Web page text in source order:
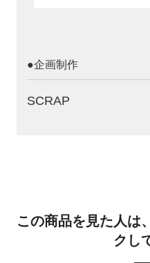
なし
十分にお楽しみいただ
語の対応はございま
●企画制作
SCRAP
この商品を見た人は
クし